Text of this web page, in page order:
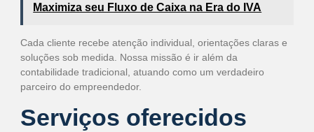
Maximiza seu Fluxo de Caixa na Era do IVA
Cada cliente recebe atenção individual, orientações claras e
soluções sob medida. Nossa missão é ir além da
contabilidade tradicional, atuando como um verdadeiro
parceiro do empreendedor.
Serviços oferecidos